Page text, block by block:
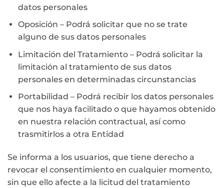
datos personales
Oposición – Podrá solicitar que no se trate
alguno de sus datos personales
Limitación del Tratamiento – Podrá solicitar la
limitación al tratamiento de sus datos
personales en determinadas circunstancias
Portabilidad – Podrá recibir los datos personales
que nos haya facilitado o que hayamos obtenido
en nuestra relación contractual, así como
trasmitirlos a otra Entidad
Se informa a los usuarios, que tiene derecho a
revocar el consentimiento en cualquier momento,
sin que ello afecte a la licitud del tratamiento